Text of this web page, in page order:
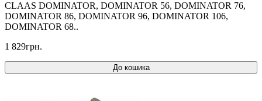
CLAAS DOMINATOR, DOMINATOR 56, DOMINATOR 76,
DOMINATOR 86, DOMINATOR 96, DOMINATOR 106,
DOMINATOR 68..
1 829грн.
До кошика